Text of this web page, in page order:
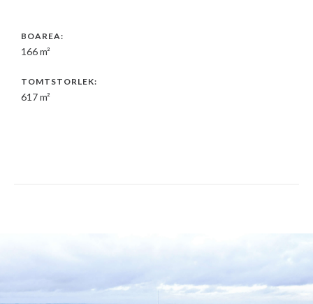
BOAREA:
166 m²
TOMTSTORLEK:
617 m²